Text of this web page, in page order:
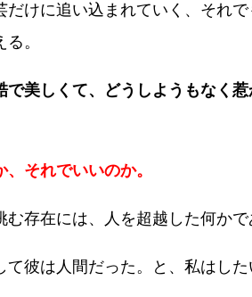
だけに追い込まれていく、それ
。
で美しくて、どうしようもなく
それでいいのか。
む存在には、人を超越した何かで
て彼は人間だった。と、私はした